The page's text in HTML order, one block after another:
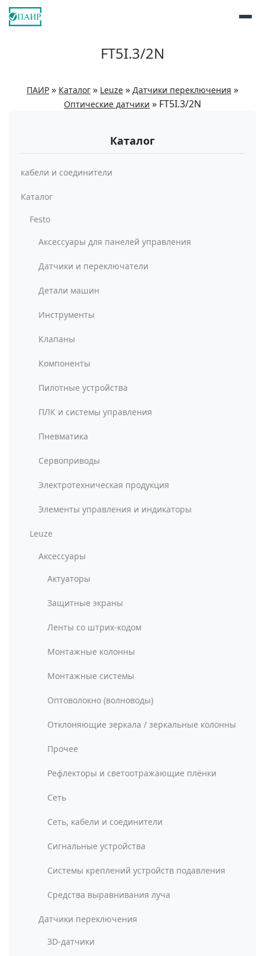
FT5I.3/2N
ПАИР » Каталог » Leuze » Датчики переключения »
Оптические датчики » FT5I.3/2N
Каталог
кабели и соединители
Каталог
Festo
Аксессуары для панелей управления
Датчики и переключатели
Детали машин
Инструменты
Клапаны
Компоненты
Пилотные устройства
ПЛК и системы управления
Пневматика
Сервоприводы
Электротехническая продукция
Элементы управления и индикаторы
Leuze
Аксессуары
Актуаторы
Защитные экраны
Ленты со штрих-кодом
Монтажные колонны
Монтажные системы
Оптоволокно (волноводы)
Отклоняющие зеркала / зеркальные колонны
Прочее
Рефлекторы и светоотражающие плёнки
Сеть
Сеть, кабели и соединители
Сигнальные устройства
Системы креплений устройств подавления
Средства выравнивания луча
Датчики переключения
3D-датчики